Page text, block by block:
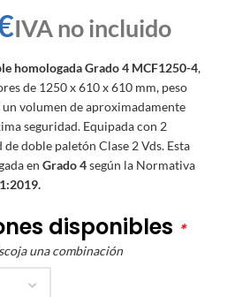
homologada Grado 4 MCF1250-4,
de 1250 x 610 x 610 mm, peso
volumen de aproximadamente
seguridad. Equipada con 2
doble paletón Clase 2 Vds. Esta
en Grado 4según la Normativa
disponibles *
una combinación